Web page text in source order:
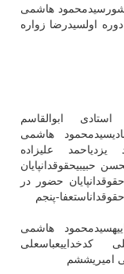
هاشمی
اولسیدرضا زواره
ابوالقاسم
هاشمی
علیزاده
حبیبیحقوقدانپایان
حضور در
پنجم
هاشمی
کدخداییعباسعلی
امیریششم